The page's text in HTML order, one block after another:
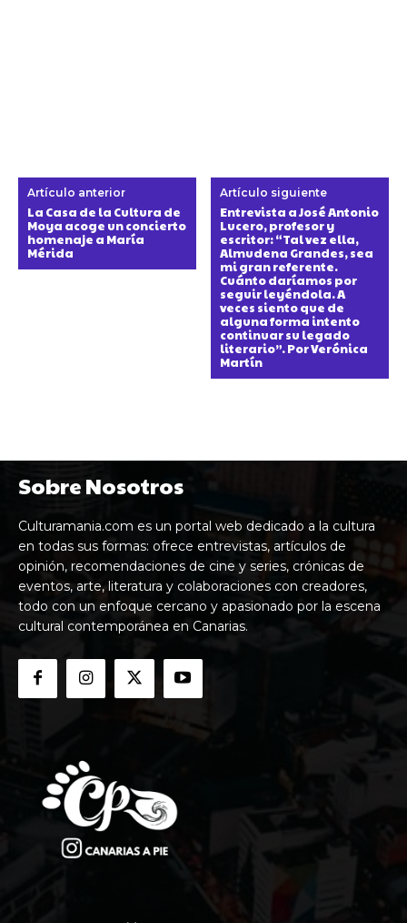
Artículo anterior
La Casa de la Cultura de
Moya acoge un concierto
homenaje a María
Mérida
Artículo siguiente
Entrevista a José Antonio
Lucero, profesor y
escritor: “Tal vez ella,
Almudena Grandes, sea
mi gran referente.
Cuánto daríamos por
seguir leyéndola. A
veces siento que de
alguna forma intento
continuar su legado
literario”. Por Verónica
Martín
Sobre Nosotros
Culturamania.com es un portal web dedicado a la cultura
en todas sus formas: ofrece entrevistas, artículos de
opinión, recomendaciones de cine y series, crónicas de
eventos, arte, literatura y colaboraciones con creadores,
todo con un enfoque cercano y apasionado por la escena
cultural contemporánea en Canarias.